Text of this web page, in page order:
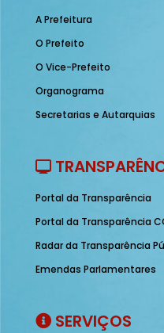
A Prefeitura
O Prefeito
O Vice-Prefeito
Organograma
Secretarias e Autarquias
Portal da Transparência
Portal da Transparência
Radar da Transparência
Emendas Parlamentares
SERVIÇOS